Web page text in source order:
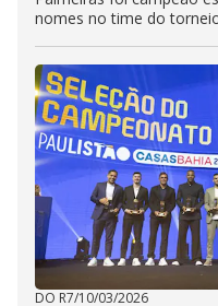
nomes no time do
DO R7/10/03/2026